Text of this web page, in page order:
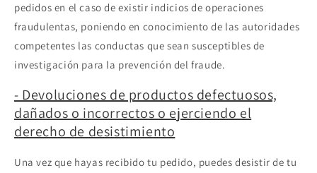
pedidos en el caso de existir indicios de operaciones
fraudulentas, poniendo en conocimiento de las autoridades
competentes las conductas que sean susceptibles de
investigación para la prevención del fraude.
- Devoluciones de productos defectuosos,
dañados o incorrectos o ejerciendo el
derecho de desistimiento
Una vez que hayas recibido tu pedido, puedes desistir de tu